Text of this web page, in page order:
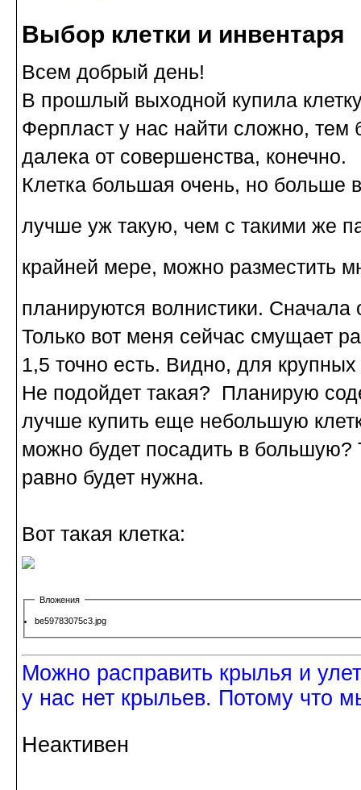
Выбор клетки и инвентаря
Всем добрый день!
В прошлый выходной купила
Ферпласт у нас найти сложно,
далека от совершенства, конечно.
Клетка большая очень, но больше
лучше уж такую, чем с такими же
крайней мере, можно разместить
планируются волнистики.
Только вот меня сейчас смущает
1,5 точно есть. Видно, для крупных
Не подойдет такая? Планирую
лучше купить еще небольшую
можно будет посадить в большую?
равно будет нужна.
Вот такая клетка:
Вложения
be59783075c3.jpg
Можно расправить крылья и
у нас нет крыльев. Потому что
Неактивен